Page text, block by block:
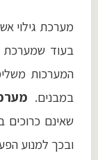
מערכת גילוי
בעוד שמערכת
המערכות
במבנים.
שאינם כרוכים
ובכך למנוע